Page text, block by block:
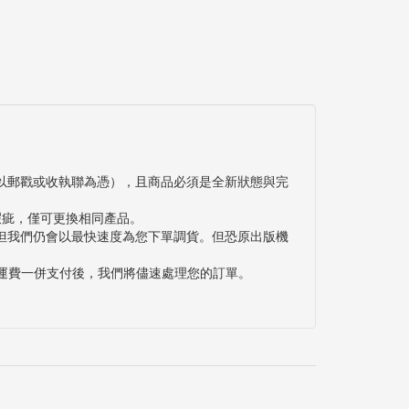
戳或收執聯為憑），且商品必須是全新狀態與完
，僅可更換相同產品。
們仍會以最快速度為您下單調貨。但恐原出版機
一併支付後，我們將儘速處理您的訂單。